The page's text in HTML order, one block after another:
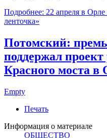
Подробнее: 22 апреля в Орле
ленточка»
Потомский:
поддержал
Красного моста в
Empty
Печать
Информация о материале
ОБЩЕСТВО